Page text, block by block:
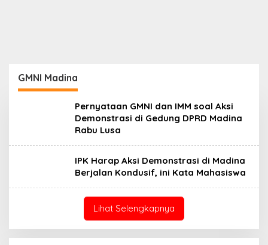
GMNI Madina
Pernyataan GMNI dan IMM soal Aksi
Demonstrasi di Gedung DPRD Madina
Rabu Lusa
IPK Harap Aksi Demonstrasi di Madina
Berjalan Kondusif, ini Kata Mahasiswa
Lihat Selengkapnya